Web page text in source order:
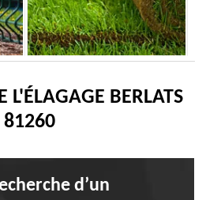
L'ÉLAGAGE BERLATS
81260
d’un